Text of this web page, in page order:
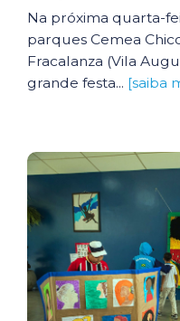
Na próxima quarta-
parques Cemea
Fracalanza (Vila
grande festa... [saiba